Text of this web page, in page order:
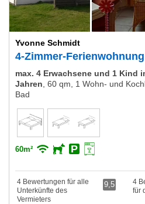
Yvonne Schmidt
4-Zimmer-
max. 4 Erwachsene und 1 Kind
Jahren 60 qm, 1 Wohn- und
Bad
60m²
4 Bewertungen für alle
Unterkünfte des
Vermieters
9,5
4
für